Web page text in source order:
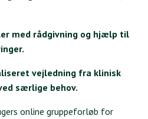
med rådgivning og hjælp til
vejledning fra klinisk
særlige behov.
online gruppeforløb for